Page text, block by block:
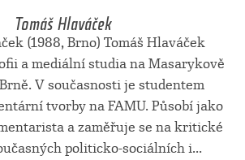
Tomáš Hlaváček
(1988, Brno) Tomáš Hlaváček
a mediální studia na Masarykově
V současnosti je studentem
tvorby na FAMU. Působí jako
a zaměřuje se na kritické
politicko-sociálních i...